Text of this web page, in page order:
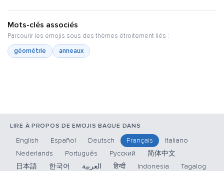
Mots-clés associés
Parcourir les emojis sous des thèmes étroitement liés :
géométrie
anneaux
LIRE À PROPOS DE EMOJIS BAGUE DANS
English Español Deutsch Français
Italiano
Nederlands
Português Русский
简体中文
日本語
한국어 العربية हिन्दी Indonesia Tagalog